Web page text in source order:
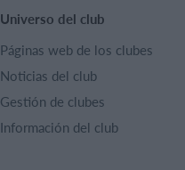
Universo del club
Páginas web de los clubes
Noticias del club
Gestión de clubes
Información del club